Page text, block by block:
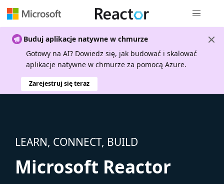
Buduj aplikacje natywne w chmurze
Gotowy na AI? Dowiedz się, jak budować i skalować
aplikacje natywne w chmurze za pomocą Azure.
Zarejestruj się teraz
LEARN, CONNECT, BUILD
Microsoft Reactor